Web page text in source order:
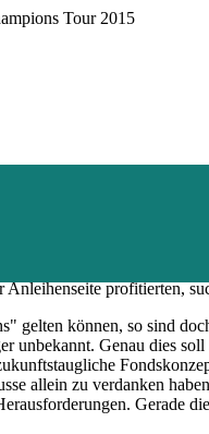
Tour 2015
und wir haben erneut
dabei: Alle sechs Fonds
profitierten,
können, so sind
unbekannt. Genau dies
allein zu verdanken
Gerade